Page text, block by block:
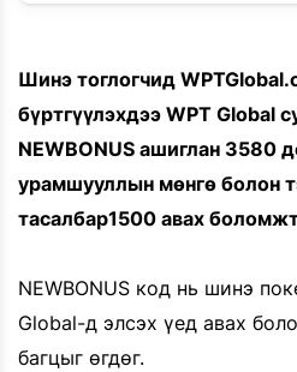
Шинэ тоглогчид
бүртгүүлэхдээ WPT Global
NEWBONUS ашиглан 3580
урамшууллын мөнгө болон
тасалбар1500 авах
NEWBONUS код нь шинэ
Global-д элсэх үед авах
багцыг өгдөг.